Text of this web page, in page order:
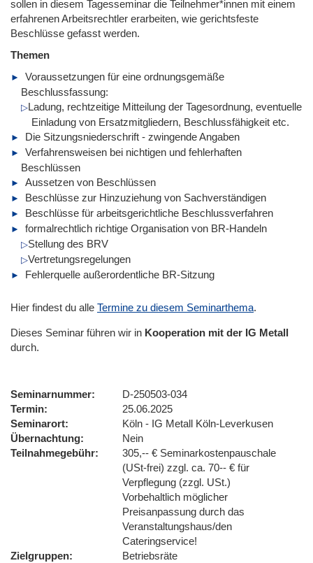
sollen in diesem Tagesseminar die Teilnehmer*innen mit einem
erfahrenen Arbeitsrechtler erarbeiten, wie gerichtsfeste
Beschlüsse gefasst werden.
Themen
Voraussetzungen für eine ordnungsgemäße
Beschlussfassung:
Ladung, rechtzeitige Mitteilung der Tagesordnung, eventuelle
Einladung von Ersatzmitgliedern, Beschlussfähigkeit etc.
Die Sitzungsniederschrift - zwingende Angaben
Verfahrensweisen bei nichtigen und fehlerhaften
Beschlüssen
Aussetzen von Beschlüssen
Beschlüsse zur Hinzuziehung von Sachverständigen
Beschlüsse für arbeitsgerichtliche Beschlussverfahren
formalrechtlich richtige Organisation von BR-Handeln
Stellung des BRV
Vertretungsregelungen
Fehlerquelle außerordentliche BR-Sitzung
Hier findest du alle Termine zu diesem Seminarthema.
Dieses Seminar führen wir in Kooperation mit der IG Metall
durch.
Seminarnummer
D-250503-034
Termin
25.06.2025
Seminarort
Köln - IG Metall Köln-Leverkusen
Übernachtung
Nein
Teilnahmegebühr
305,-- € Seminarkostenpauschale
(USt-frei) zzgl. ca. 70-- € für
Verpflegung (zzgl. USt.)
Vorbehaltlich möglicher
Preisanpassung durch das
Veranstaltungshaus/den
Cateringservice!
Zielgruppen
Betriebsräte